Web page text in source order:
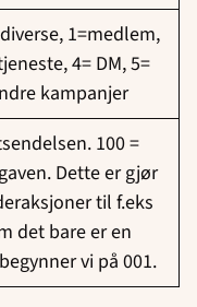
1=medlem,
4= DM, 5=
kampanjer
100 =
Dette er gjør
til f.eks
det bare er en
vi på 001.